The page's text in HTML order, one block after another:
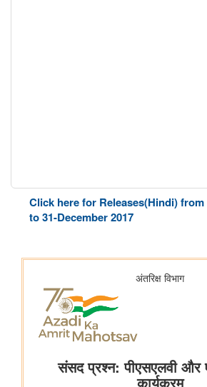
Click here for Releases(Hindi) from
to 31-December 2017